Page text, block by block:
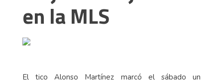
en la MLS
El tico Alonso Martínez marcó el sábado un